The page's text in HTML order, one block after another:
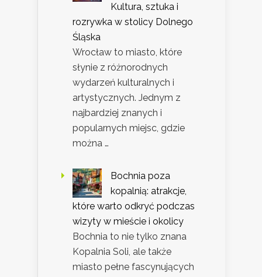
Kultura, sztuka i
rozrywka w stolicy Dolnego
Śląska
Wrocław to miasto, które
słynie z różnorodnych
wydarzeń kulturalnych i
artystycznych. Jednym z
najbardziej znanych i
popularnych miejsc, gdzie
można …
Bochnia poza
kopalnią: atrakcje,
które warto odkryć podczas
wizyty w mieście i okolicy
Bochnia to nie tylko znana
Kopalnia Soli, ale także
miasto pełne fascynujących